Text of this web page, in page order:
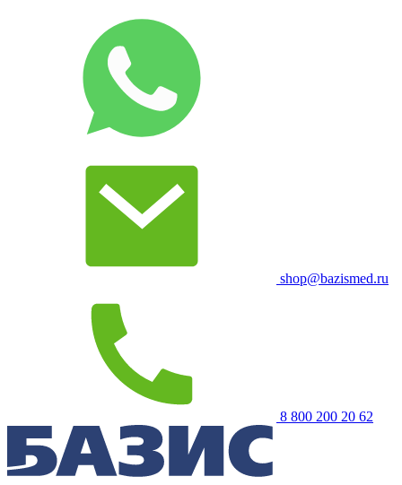
shop@bazismed.ru
8 800 200 20 62